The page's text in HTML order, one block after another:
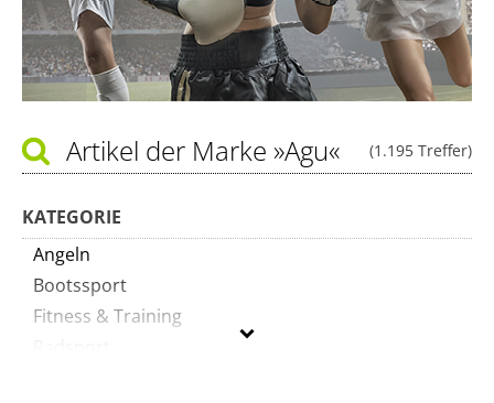
(1.195 Treffer)
Artikel der Marke »Agu«
KATEGORIE
Angeln
Bootssport
Fitness & Training